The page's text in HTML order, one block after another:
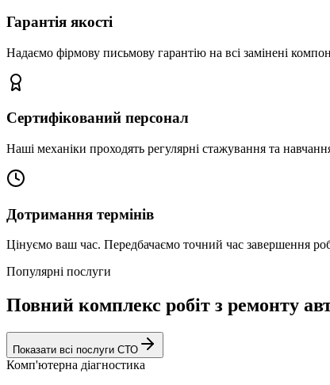
Гарантія якості
Надаємо фірмову письмову гарантію на всі замінені
Сертифікований персонал
Наші механіки проходять регулярні стажування та
Дотримання термінів
Цінуємо ваш час. Передбачаємо точний час завершення
Популярні послуги
Повний комплекс робіт з ремонту
Показати всі послуги СТО
Комп'ютерна діагностика